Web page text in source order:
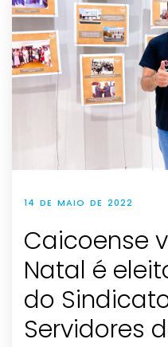
14 DE MAIO DE 2022
Caicoense
Natal é
do
Servidores